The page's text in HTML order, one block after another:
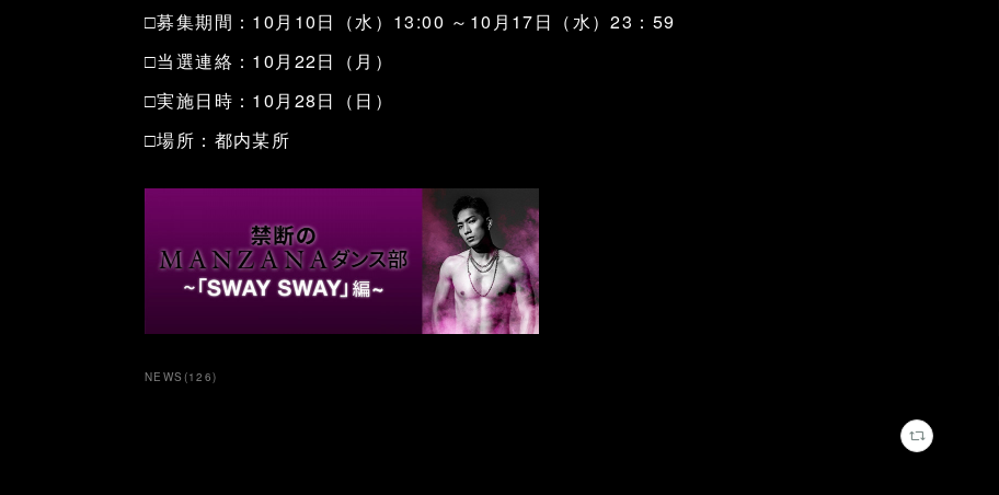
□募集期間：10月10日（水）13:00 ～10月17日（水）23：59
□当選連絡：10月22日（月）
□実施日時：10月28日（日）
□場所：都内某所
NEWS (126)